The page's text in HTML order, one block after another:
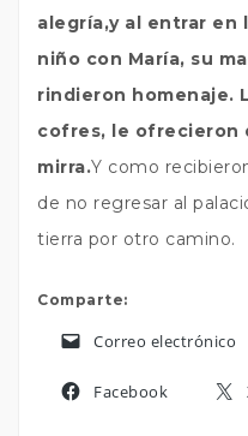
alegría,y al entrar en
niño con María, su
rindieron homenaje.
cofres, le ofrecieron
mirra.Y como
de no regresar al
tierra por otro camino.
Comparte:
Correo electrónico
Facebook